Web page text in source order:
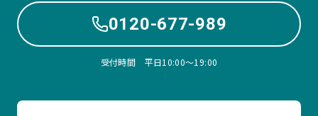
0120-677-989
受付時間 平日10:00〜19:00